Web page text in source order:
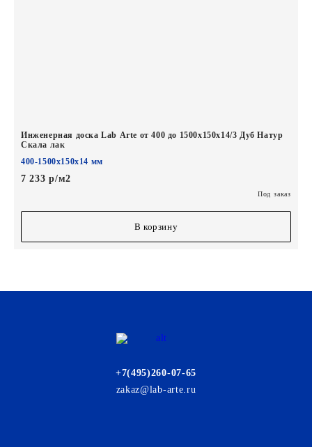
Инженерная доска Lab Arte от 400 до 1500х150х14/3 Дуб Натур
Скала лак
400-1500х150х14 мм
7 233 р/м2
Под заказ
В корзину
+7(495)260-07-65
zakaz@lab-arte.ru